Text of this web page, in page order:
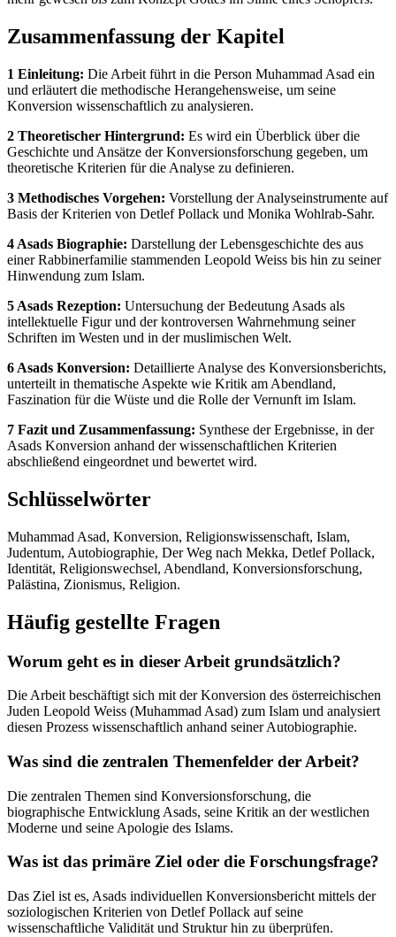
Zusammenfassung der Kapitel
1 Einleitung: Die Arbeit führt in die Person Muhammad Asad ein
und erläutert die methodische Herangehensweise, um seine
Konversion wissenschaftlich zu analysieren.
2 Theoretischer Hintergrund: Es wird ein Überblick über die
Geschichte und Ansätze der Konversionsforschung gegeben, um
theoretische Kriterien für die Analyse zu definieren.
3 Methodisches Vorgehen: Vorstellung der Analyseinstrumente auf
Basis der Kriterien von Detlef Pollack und Monika Wohlrab-Sahr.
4 Asads Biographie: Darstellung der Lebensgeschichte des aus
einer Rabbinerfamilie stammenden Leopold Weiss bis hin zu seiner
Hinwendung zum Islam.
5 Asads Rezeption: Untersuchung der Bedeutung Asads als
intellektuelle Figur und der kontroversen Wahrnehmung seiner
Schriften im Westen und in der muslimischen Welt.
6 Asads Konversion: Detaillierte Analyse des Konversionsberichts,
unterteilt in thematische Aspekte wie Kritik am Abendland,
Faszination für die Wüste und die Rolle der Vernunft im Islam.
7 Fazit und Zusammenfassung: Synthese der Ergebnisse, in der
Asads Konversion anhand der wissenschaftlichen Kriterien
abschließend eingeordnet und bewertet wird.
Schlüsselwörter
Muhammad Asad, Konversion, Religionswissenschaft, Islam,
Judentum, Autobiographie, Der Weg nach Mekka, Detlef Pollack,
Identität, Religionswechsel, Abendland, Konversionsforschung,
Palästina, Zionismus, Religion.
Häufig gestellte Fragen
Worum geht es in dieser Arbeit grundsätzlich?
Die Arbeit beschäftigt sich mit der Konversion des österreichischen
Juden Leopold Weiss (Muhammad Asad) zum Islam und analysiert
diesen Prozess wissenschaftlich anhand seiner Autobiographie.
Was sind die zentralen Themenfelder der Arbeit?
Die zentralen Themen sind Konversionsforschung, die
biographische Entwicklung Asads, seine Kritik an der westlichen
Moderne und seine Apologie des Islams.
Was ist das primäre Ziel oder die Forschungsfrage?
Das Ziel ist es, Asads individuellen Konversionsbericht mittels der
soziologischen Kriterien von Detlef Pollack auf seine
wissenschaftliche Validität und Struktur hin zu überprüfen.